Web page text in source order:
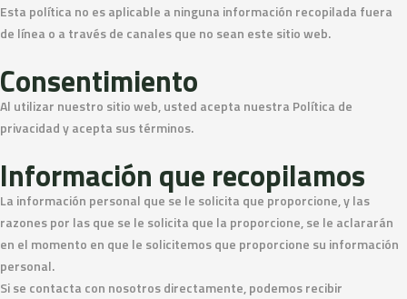
Esta política no es aplicable a ninguna información recopilada fuera
de línea o a través de canales que no sean este sitio web.
Consentimiento
Al utilizar nuestro sitio web, usted acepta nuestra Política de
privacidad y acepta sus términos.
Información que recopilamos
La información personal que se le solicita que proporcione, y las
razones por las que se le solicita que la proporcione, se le aclararán
en el momento en que le solicitemos que proporcione su información
personal.
Si se contacta con nosotros directamente, podemos recibir